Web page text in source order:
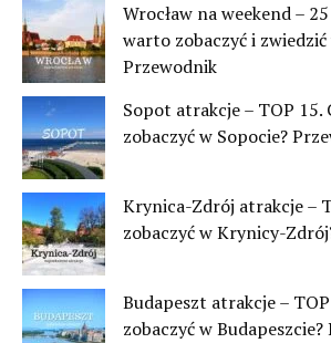
Wrocław na weekend –
warto zobaczyć i zwiedzić
Przewodnik
Sopot atrakcje – TOP 15.
zobaczyć w Sopocie?
Krynica-Zdrój atrakcje –
zobaczyć w Krynicy-
Budapeszt atrakcje –
zobaczyć w